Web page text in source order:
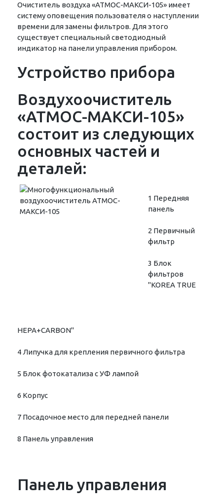
Очиститель воздуха «АТМОС-МАКСИ-105» имеет
систему оповещения пользователя о наступлении
времени для замены фильтров. Для этого
существует специальный светодиодный
индикатор на панели управления прибором.
Устройство прибора
Воздухоочиститель
«АТМОС-МАКСИ-105»
состоит из следующих
основных частей и
деталей:
1 Передняя
панель
2 Первичный
фильтр
3 Блок
фильтров
"KOREA TRUE
HEPA+CARBON"
4 Липучка для крепления первичного фильтра
5 Блок фотокатализа с УФ лампой
6 Корпус
7 Посадочное место для передней панели
8 Панель управления
Панель управления